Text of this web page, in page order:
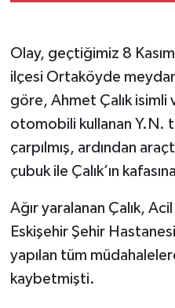
Olay, geçtiğimiz 8
ilçesi Ortaköyde
göre, Ahmet Çalık isimli
otomobili kullanan Y.N.
çarpılmış, ardından
çubuk ile Çalık’ın
Ağır yaralanan Çalık,
Eskişehir Şehir
yapılan tüm
kaybetmişti.